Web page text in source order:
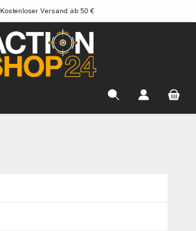
Kostenloser Versand ab 50 €